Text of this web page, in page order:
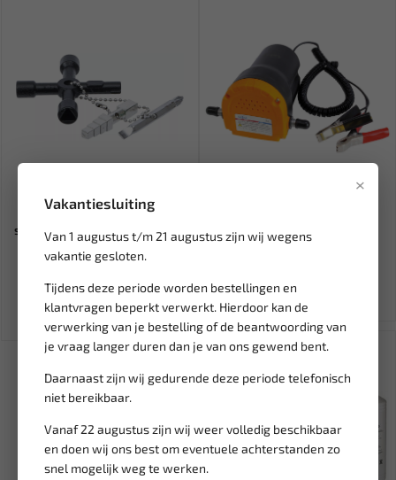
×
Vakantiesluiting
Van 1 augustus t/m 21 augustus zijn wij wegens
vakantie gesloten.
Tijdens deze periode worden bestellingen en
klantvragen beperkt verwerkt. Hierdoor kan de
verwerking van je bestelling of de beantwoording van
je vraag langer duren dan je van ons gewend bent.
Daarnaast zijn wij gedurende deze periode telefonisch
niet bereikbaar.
Vanaf 22 augustus zijn wij weer volledig beschikbaar
en doen wij ons best om eventuele achterstanden zo
snel mogelijk weg te werken.
BGS Universele
schakelkastsleutel BGS-9805
Ex. btw: € 7,63
voor olie en diesel S-1...
Ex. btw: € 20,62